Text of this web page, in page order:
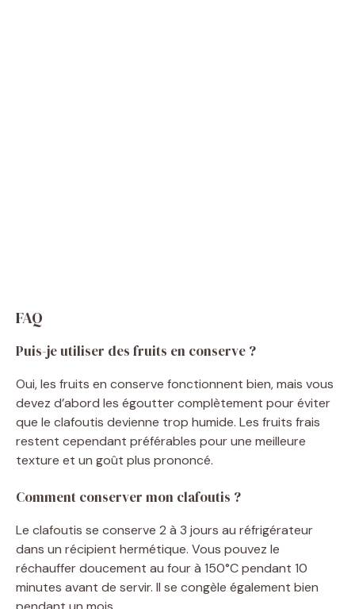
FAQ
Puis-je utiliser des fruits en conserve ?
Oui, les fruits en conserve fonctionnent bien, mais vous
devez d’abord les égoutter complètement pour éviter
que le clafoutis devienne trop humide. Les fruits frais
restent cependant préférables pour une meilleure
texture et un goût plus prononcé.
Comment conserver mon clafoutis ?
Le clafoutis se conserve 2 à 3 jours au réfrigérateur
dans un récipient hermétique. Vous pouvez le
réchauffer doucement au four à 150°C pendant 10
minutes avant de servir. Il se congèle également bien